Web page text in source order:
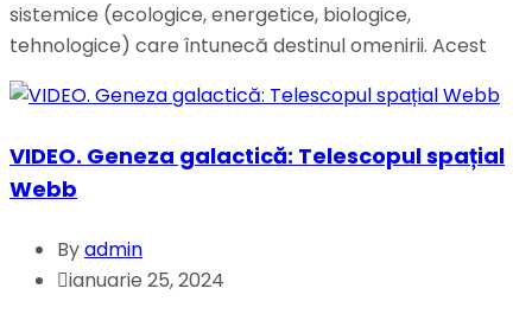
sistemice (ecologice, energetice, biologice,
tehnologice) care întunecă destinul omenirii. Acest
VIDEO. Geneza galactică: Telescopul spațial
Webb
Byadmin
ianuarie 25, 2024